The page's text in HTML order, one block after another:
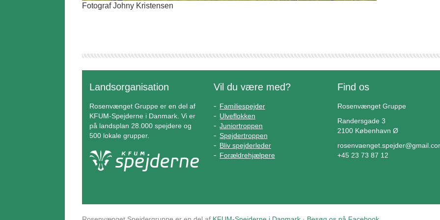
Fotograf Johny Kristensen
Landsorganisation
Rosenvænget Gruppe er en del af
KFUM-Spejderne i Danmark. Vi er
på landsplan 28.000 spejdere og
500 lokale grupper.
Vil du være med?
Familiespejder
Ulveflokken
Juniortroppen
Spejdertroppen
Bliv spejderleder
Forældrehjælpere
Find os
Rosenvænget Gruppe
Randersgade 3
2100 København Ø
+45 23 73 87 12